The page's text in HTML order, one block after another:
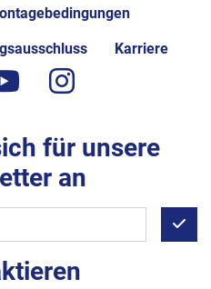
Karriere
youtubeinstagram
für unsere
an